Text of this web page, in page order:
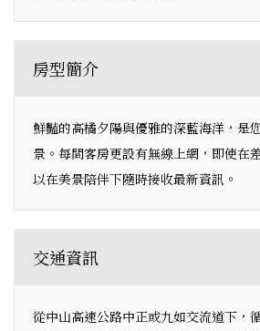
房型簡介
鮮豔的高橘夕陽與優雅的深藍海洋，是
景。每間客房更設有無線上網，即使在
以在美景陪伴下隨時接收最新資訊。
交通資訊
從中山高速公路中正或九如交流道下，